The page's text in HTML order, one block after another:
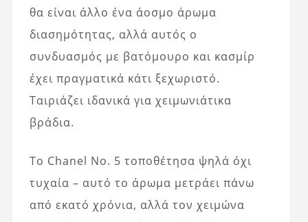
θα είναι άλλο ένα άοσμο άρωμα
διασημότητας, αλλά αυτός ο
συνδυασμός με βατόμουρο και κασμίρ
έχει πραγματικά κάτι ξεχωριστό.
Ταιριάζει ιδανικά για χειμωνιάτικα
βράδια.
Το Chanel No. 5 τοποθέτησα ψηλά όχι
τυχαία – αυτό το άρωμα μετράει πάνω
από εκατό χρόνια, αλλά τον χειμώνα